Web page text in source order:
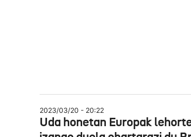
2023/03/20 - 20:22
Uda honetan Europak